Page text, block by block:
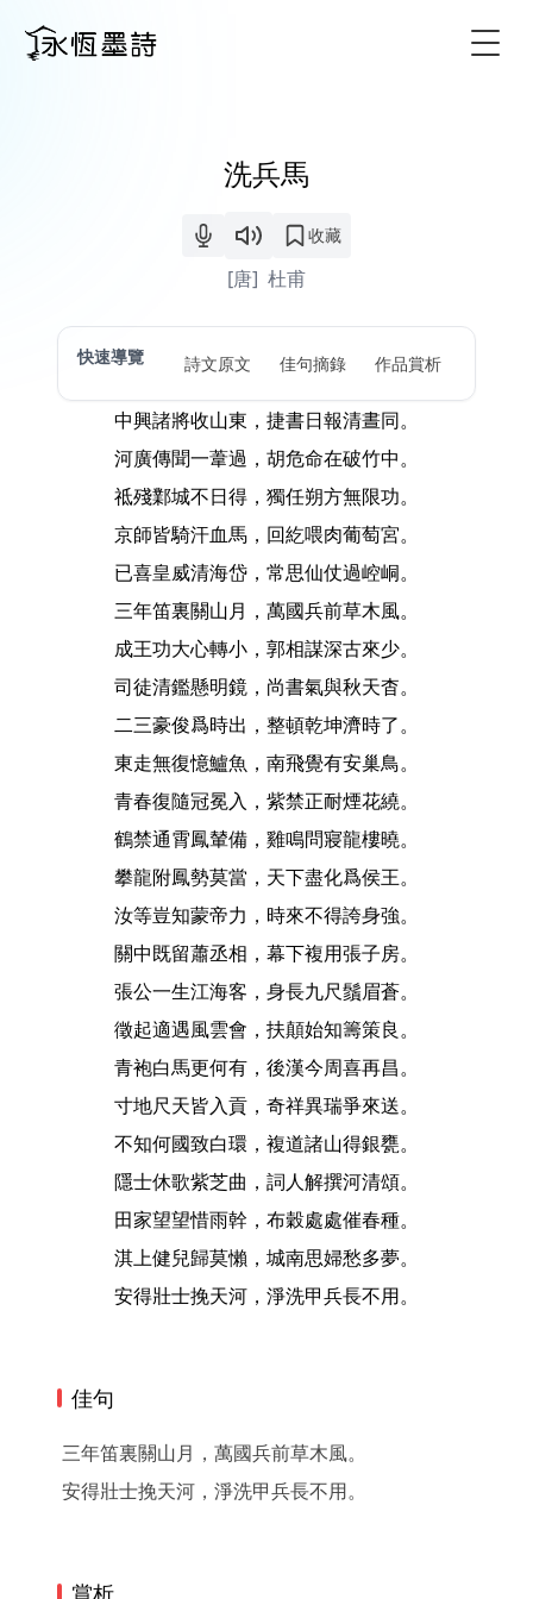
洗兵馬
收藏
[唐] 杜甫
快速導覽 詩文原文 佳句摘錄 作品賞析
中興諸將收山東，捷書日報清晝同。
河廣傳聞一葦過，胡危命在破竹中。
祗殘鄴城不日得，獨任朔方無限功。
京師皆騎汗血馬，回紇喂肉葡萄宮。
已喜皇威清海岱，常思仙仗過崆峒。
三年笛裏關山月，萬國兵前草木風。
成王功大心轉小，郭相謀深古來少。
司徒清鑑懸明鏡，尚書氣與秋天杳。
二三豪俊爲時出，整頓乾坤濟時了。
東走無復憶鱸魚，南飛覺有安巢鳥。
青春復隨冠冕入，紫禁正耐煙花繞。
鶴禁通霄鳳輦備，雞鳴問寢龍樓曉。
攀龍附鳳勢莫當，天下盡化爲侯王。
汝等豈知蒙帝力，時來不得誇身強。
關中既留蕭丞相，幕下複用張子房。
張公一生江海客，身長九尺鬚眉蒼。
徵起適遇風雲會，扶顛始知籌策良。
青袍白馬更何有，後漢今周喜再昌。
寸地尺天皆入貢，奇祥異瑞爭來送。
不知何國致白環，複道諸山得銀甕。
隱士休歌紫芝曲，詞人解撰河清頌。
田家望望惜雨幹，布穀處處催春種。
淇上健兒歸莫懶，城南思婦愁多夢。
安得壯士挽天河，淨洗甲兵長不用。
佳句
三年笛裏關山月，萬國兵前草木風。
安得壯士挽天河，淨洗甲兵長不用。
賞析